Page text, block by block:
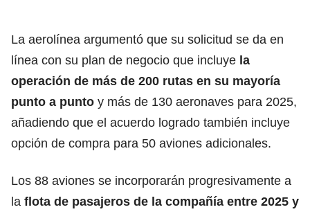
La aerolínea argumentó que su solicitud se da en
línea con su plan de negocio que incluye la
operación de más de 200 rutas en su mayoría
punto a punto y más de 130 aeronaves para 2025,
añadiendo que el acuerdo logrado también incluye
opción de compra para 50 aviones adicionales.
Los 88 aviones se incorporarán progresivamente a
la flota de pasajeros de la compañía entre 2025 y